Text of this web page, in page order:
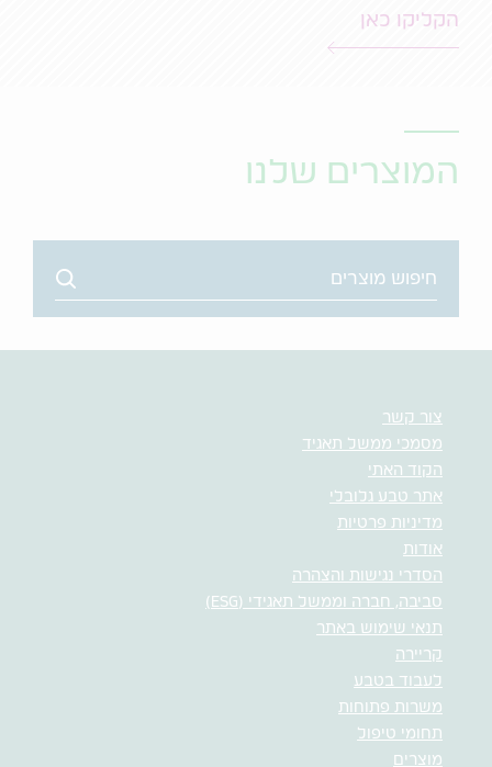
הקליקו כאן
המוצרים שלנו
Search
צור קשר
מסמכי ממשל תאגיד
הקוד האתי
אתר טבע גלובלי
מדיניות פרטיות
אודות
הסדרי נגישות והצהרה
סביבה, חברה וממשל תאגידי (ESG)
תנאי שימוש באתר
קריירה
לעבוד בטבע
משרות פתוחות
תחומי טיפול
מוצרים